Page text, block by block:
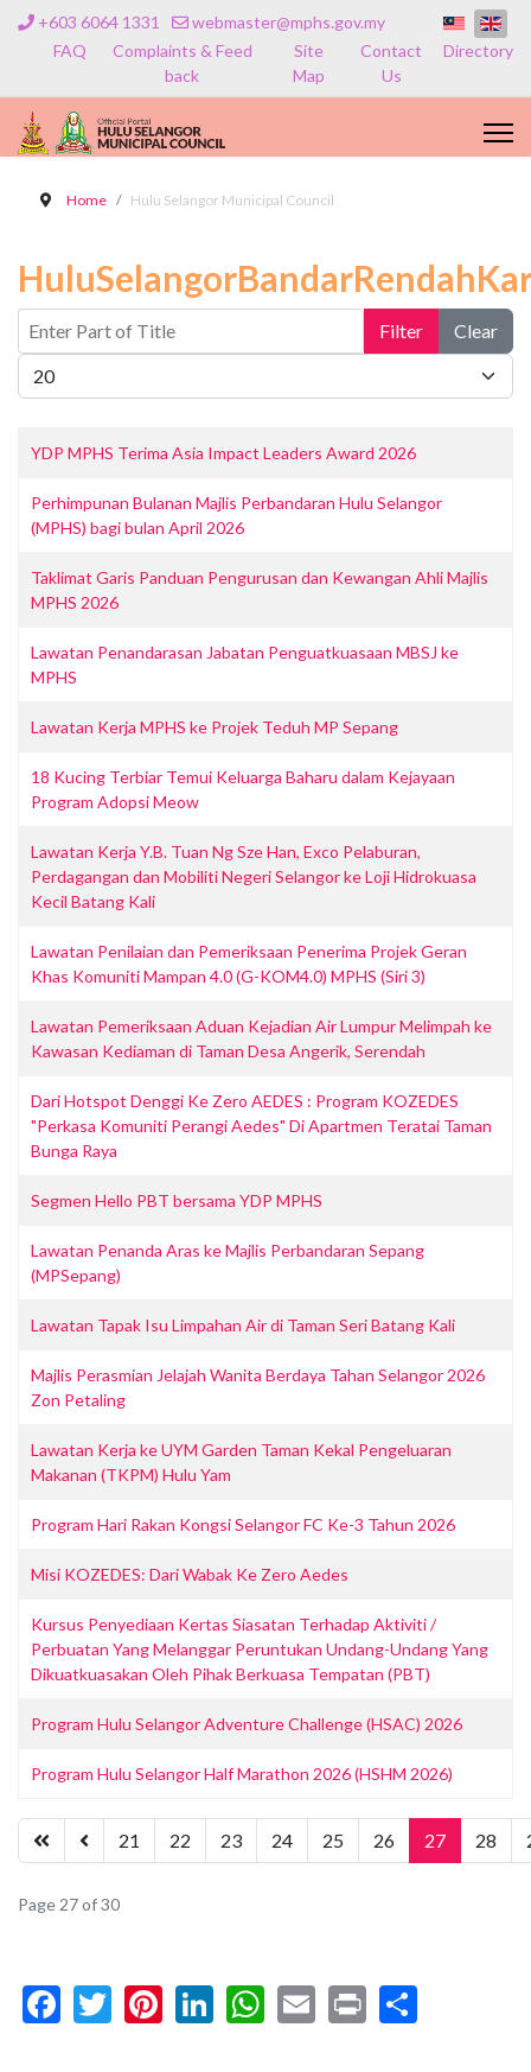
+603 6064 1331
webmaster@mphs.gov.my
FAQ
Complaints & Feed
back
Site
Map
Contact
Us
Directory
Home Hulu Selangor Municipal Council
Filter Clear
Display #
YDP MPHS Terima Asia Impact Leaders Award 2026
Perhimpunan Bulanan Majlis Perbandaran Hulu Selangor
(MPHS) bagi bulan April 2026
Taklimat Garis Panduan Pengurusan dan Kewangan Ahli Majlis
MPHS 2026
Lawatan Penandarasan Jabatan Penguatkuasaan MBSJ ke
MPHS
Lawatan Kerja MPHS ke Projek Teduh MP Sepang
18 Kucing Terbiar Temui Keluarga Baharu dalam Kejayaan
Program Adopsi Meow
Lawatan Kerja Y.B. Tuan Ng Sze Han, Exco Pelaburan,
Perdagangan dan Mobiliti Negeri Selangor ke Loji Hidrokuasa
Kecil Batang Kali
Lawatan Penilaian dan Pemeriksaan Penerima Projek Geran
Khas Komuniti Mampan 4.0 (G-KOM4.0) MPHS (Siri 3)
Lawatan Pemeriksaan Aduan Kejadian Air Lumpur Melimpah ke
Kawasan Kediaman di Taman Desa Angerik, Serendah
Dari Hotspot Denggi Ke Zero AEDES : Program KOZEDES
"Perkasa Komuniti Perangi Aedes" Di Apartmen Teratai Taman
Bunga Raya
Segmen Hello PBT bersama YDP MPHS
Lawatan Penanda Aras ke Majlis Perbandaran Sepang
(MPSepang)
Lawatan Tapak Isu Limpahan Air di Taman Seri Batang Kali
Majlis Perasmian Jelajah Wanita Berdaya Tahan Selangor 2026
Zon Petaling
Lawatan Kerja ke UYM Garden Taman Kekal Pengeluaran
Makanan (TKPM) Hulu Yam
Program Hari Rakan Kongsi Selangor FC Ke-3 Tahun 2026
Misi KOZEDES: Dari Wabak Ke Zero Aedes
Kursus Penyediaan Kertas Siasatan Terhadap Aktiviti /
Perbuatan Yang Melanggar Peruntukan Undang-Undang Yang
Dikuatkuasakan Oleh Pihak Berkuasa Tempatan (PBT)
Program Hulu Selangor Adventure Challenge (HSAC) 2026
Program Hulu Selangor Half Marathon 2026 (HSHM 2026)
21 22 23 24 25 26 27 28
Page 27 of 30
Facebook
Twitter
Pinterest
LinkedIn
WhatsApp
Email
Print